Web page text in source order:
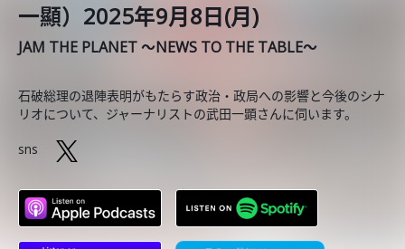
一顯）2025年9月8日(月)
JAM THE PLANET ～NEWS TO THE TABLE～
石破総理の退陣表明がもたらす政治・政局への影響と今後のシナ
リオについて、ジャーナリストの武田一顕さんに伺います。
sns